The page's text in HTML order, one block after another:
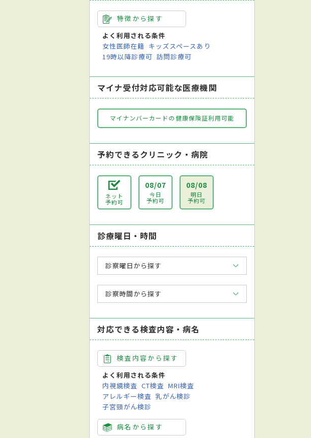
特徴から探す
よく利用される条件
女性医師在籍 キッズスペースあり
19時以降診療可 訪問診療可
マイナ受付対応可能な医療機関
マイナンバーカードの健康保険証利用可能
予約できるクリニック・病院
ネット
予約可
08/07
今日
予約可
08/08
明日
予約可
診療曜日・時間
診察曜日から探す
診察時間から探す
対応できる検査内容・病名
検査内容から探す
よく利用される条件
内視鏡検査 CT検査 MRI検査
アレルギー検査 乳がん検診
子宮頸がん検診
病名から探す